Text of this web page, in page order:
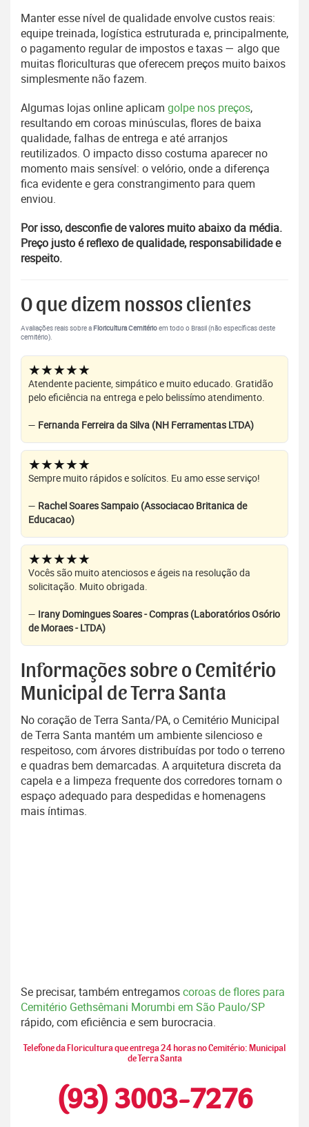
Manter esse nível de qualidade envolve custos reais:
equipe treinada, logística estruturada e, principalmente,
o pagamento regular de impostos e taxas — algo que
muitas floriculturas que oferecem preços muito baixos
simplesmente não fazem.
Algumas lojas online aplicam golpe nos preços,
resultando em coroas minúsculas, flores de baixa
qualidade, falhas de entrega e até arranjos
reutilizados. O impacto disso costuma aparecer no
momento mais sensível: o velório, onde a diferença
fica evidente e gera constrangimento para quem
enviou.
Por isso, desconfie de valores muito abaixo da média.
Preço justo é reflexo de qualidade, responsabilidade e
respeito.
O que dizem nossos clientes
Avaliações reais sobre a Floricultura Cemitérioem todo o Brasil (não específicas deste
cemitério).
★★★★★
Atendente paciente, simpático e muito educado. Gratidão
pelo eficiência na entrega e pelo belissímo atendimento.
— Fernanda Ferreira da Silva (NH Ferramentas LTDA)
★★★★★
Sempre muito rápidos e solícitos. Eu amo esse serviço!
— Rachel Soares Sampaio (Associacao Britanica de
Educacao)
★★★★★
Vocês são muito atenciosos e ágeis na resolução da
solicitação. Muito obrigada.
— Irany Domingues Soares - Compras (Laboratórios Osório
de Moraes - LTDA)
Informações sobre o Cemitério
Municipal de Terra Santa
No coração de Terra Santa/PA, o Cemitério Municipal
de Terra Santa mantém um ambiente silencioso e
respeitoso, com árvores distribuídas por todo o terreno
e quadras bem demarcadas. A arquitetura discreta da
capela e a limpeza frequente dos corredores tornam o
espaço adequado para despedidas e homenagens
mais íntimas.
Se precisar, também entregamoscoroas de flores para
Cemitério Gethsêmani Morumbi em São Paulo/SP
rápido, com eficiência e sem burocracia.
Telefone da Floricultura que entrega 24 horas no Cemitério: Municipal
de Terra Santa
(93) 3003-7276